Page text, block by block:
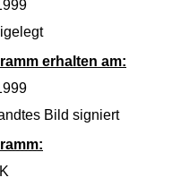
erhalten am:
Bild signiert